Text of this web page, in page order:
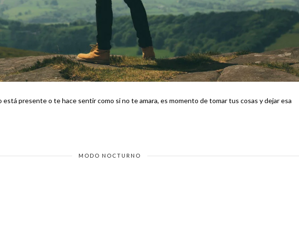
está presente o te hace sentir como si no te amara, es momento de tomar tus cosas y dejar esa
MODO NOCTURNO